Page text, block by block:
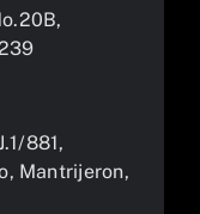
881,
Mantrijeron,